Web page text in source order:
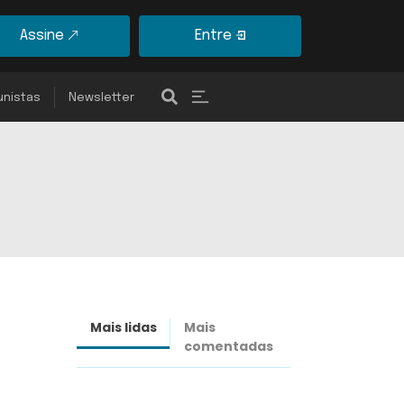
Assine Entre
Newsletter
Mais lidas
Mais
comentadas